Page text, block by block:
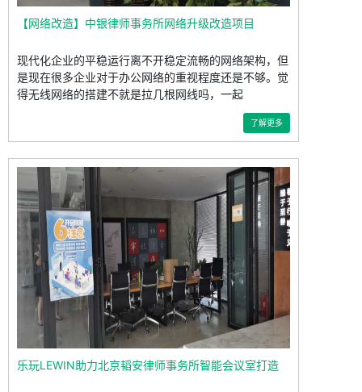
【网络改造】中银律师事务所网络升级改造项目
现代化企业的平稳运行离不开稳定流畅的网络架构，但
是现在很多企业对于办公网络的重视程度还是不够。觉
得无线网络的搭建不就是拉几根网线吗，一起
了解更多
乐玩LEWIN助力北京韬安律师事务所智能会议室打造